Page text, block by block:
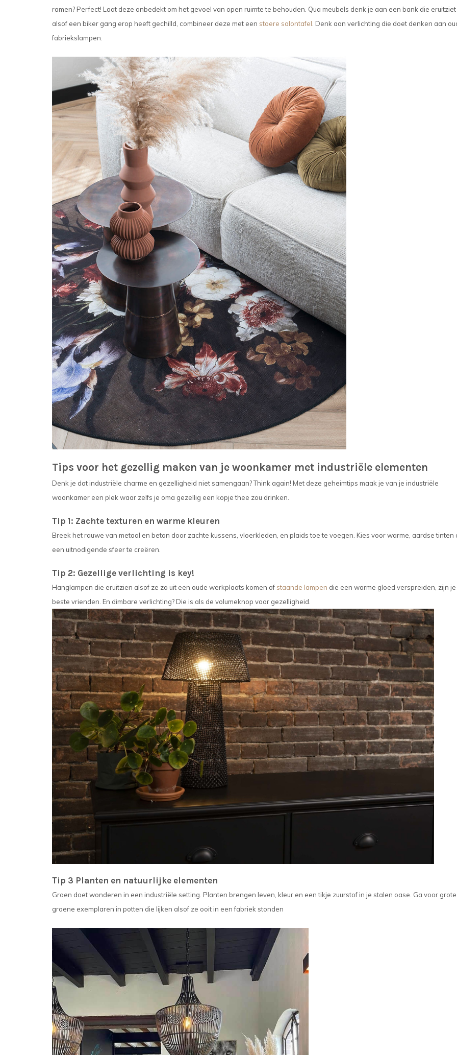
ramen? Perfect! Laat deze onbedekt om het gevoel van open ruimte te behouden. Qua meubels denk je aan een bank die eruitziet
alsof een biker gang erop heeft gechilld, combineer deze met een stoere salontafel Denk aan verlichting die doet denken aan
fabriekslampen.
Tips voor het gezellig maken van je woonkamer met industriële elementen
Denk je dat industriële charme en gezelligheid niet samengaan? Think again! Met deze geheimtips maak je van je industriële
woonkamer een plek waar zelfs je oma gezellig een kopje thee zou drinken.
Tip 1: Zachte texturen en warme kleuren
Breek het rauwe van metaal en beton door zachte kussens, vloerkleden, en plaids toe te voegen. Kies voor warme, aardse tinten
een uitnodigende sfeer te creëren.
Tip 2: Gezellige verlichting is key!
Hanglampen die eruitzien alsof ze zo uit een oude werkplaats komen of staande lampen die een warme gloed verspreiden, zijn je
beste vrienden. En dimbare verlichting? Die is als de volumeknop voor gezelligheid.
Tip 3 Planten en natuurlijke elementen
Groen doet wonderen in een industriële setting. Planten brengen leven, kleur en een tikje zuurstof in je stalen oase. Ga voor
groene exemplaren in potten die lijken alsof ze ooit in een fabriek stonden